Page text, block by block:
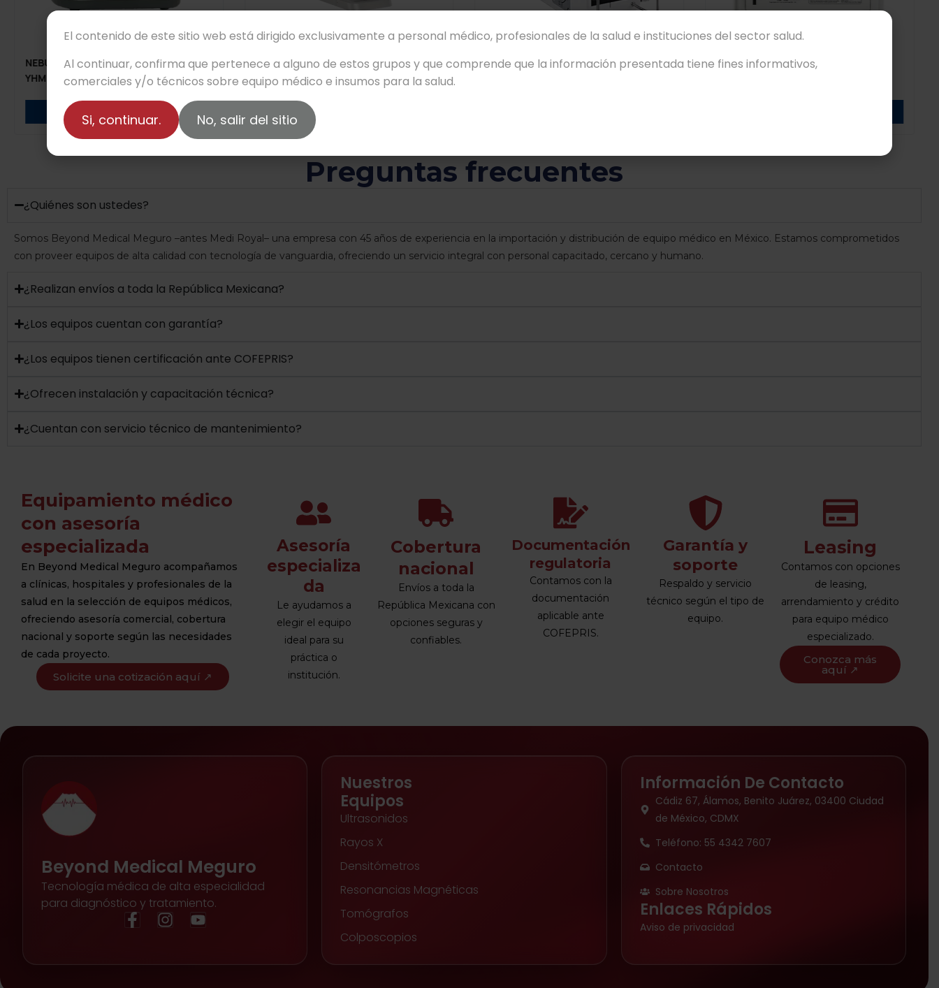
NEBULIZADORES ULTRASÓNICOS
YHMED WH-203
SISTEMA DE TOMOGRAFÍA ANKE
ANATOM 64/32 Fit
RAYOS X PORTÁTIL JOB HF 100
MONITOR FETAL GEMELAR BIONET
Preguntas frecuentes
¿Quiénes son ustedes?
Somos Beyond Medical Meguro –antes Medi Royal– una empresa con 45 años de experiencia en la importación y distribución de equipo médico en México. Estamos comprometidos
con proveer equipos de alta calidad con tecnología de vanguardia, ofreciendo un servicio integral con personal capacitado, cercano y humano.
¿Realizan envíos a toda la República Mexicana?
¿Los equipos cuentan con garantía?
¿Los equipos tienen certificación ante COFEPRIS?
¿Ofrecen instalación y capacitación técnica?
¿Cuentan con servicio técnico de mantenimiento?
Equipamiento médico
con asesoría
especializada
En Beyond Medical Meguro acompañamos
a clínicas, hospitales y profesionales de la
salud en la selección de equipos médicos,
ofreciendo asesoría comercial, cobertura
nacional y soporte según las necesidades
de cada proyecto.
Solicite una cotización aquí ↗
Asesoría
especializa
da
Le ayudamos a
elegir el equipo
ideal para su
práctica o
institución.
Cobertura
nacional
Envíos a toda la
República Mexicana con
opciones seguras y
confiables.
Documentación
regulatoria
Contamos con la
documentación
aplicable ante
COFEPRIS.
Garantía y
soporte
Respaldo y servicio
técnico según el tipo de
equipo.
Leasing
Contamos con opciones
de leasing,
arrendamiento y crédito
para equipo médico
especializado.
Conozca más
aquí ↗
Beyond Medical Meguro
Tecnología médica de alta especialidad
para diagnóstico y tratamiento.
Nuestros
Equipos
Ultrasonidos
Rayos X
Densitómetros
Resonancias Magnéticas
Tomógrafos
Colposcopios
Información De Contacto
Cádiz 67, Álamos, Benito Juárez, 03400 Ciudad
de México, CDMX
Teléfono: 55 4342 7607
Contacto
Sobre Nosotros
Enlaces Rápidos
Aviso de privacidad
El contenido de este sitio web está dirigido exclusivamente a personal médico, profesionales de la salud e instituciones del sector salud.
Al continuar, confirma que pertenece a alguno de estos grupos y que comprende que la información presentada tiene fines informativos,
comerciales y/o técnicos sobre equipo médico e insumos para la salud.
Si, continuar. No, salir del sitio